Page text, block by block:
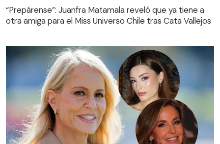
“Prepárense”: Juanfra Matamala reveló que ya tiene a
otra amiga para el Miss Universo Chile tras Cata Vallejos